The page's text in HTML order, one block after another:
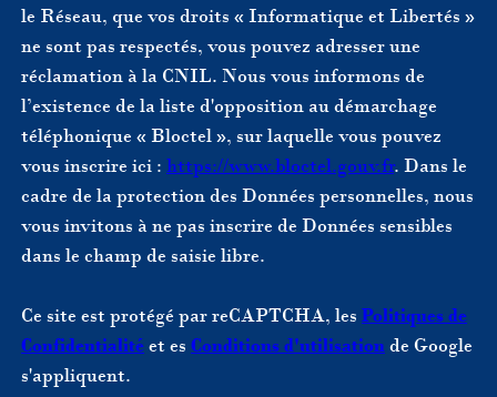
le Réseau, que vos droits « Informatique et Libertés »
ne sont pas respectés, vous pouvez adresser une
réclamation à la CNIL. Nous vous informons de
l’existence de la liste d'opposition au démarchage
téléphonique « Bloctel », sur laquelle vous pouvez
vous inscrire ici : https://www.bloctel.gouv.fr. Dans le
cadre de la protection des Données personnelles, nous
vous invitons à ne pas inscrire de Données sensibles
dans le champ de saisie libre.
Ce site est protégé par reCAPTCHA, les Politiques de
Confidentialitéet es Conditions d'utilisationde Google
s'appliquent.